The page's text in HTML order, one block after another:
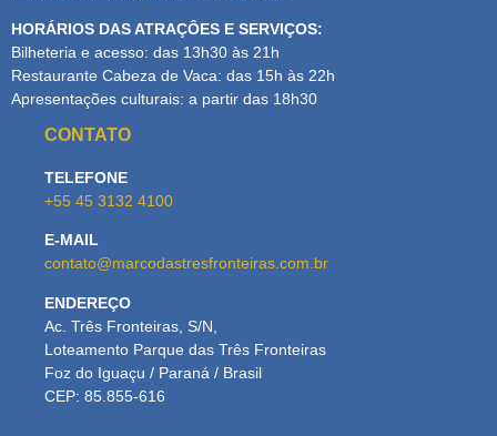
HORÁRIOS DAS ATRAÇÔES E SERVIÇOS:
Bilheteria e acesso: das 13h30 às 21h
Restaurante Cabeza de Vaca: das 15h às 22h
Apresentações culturais: a partir das 18h30
CONTATO
TELEFONE
+55 45 3132 4100
E-MAIL
contato@marcodastresfronteiras.com.br
ENDEREÇO
Ac. Três Fronteiras, S/N,
Loteamento Parque das Três Fronteiras
Foz do Iguaçu / Paraná / Brasil
CEP: 85.855-616